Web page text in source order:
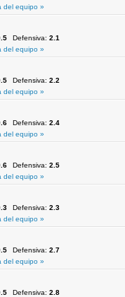
del equipo »
Defensiva: 2.1
del equipo »
Defensiva: 2.2
del equipo »
Defensiva: 2.4
del equipo »
Defensiva: 2.5
del equipo »
Defensiva: 2.3
del equipo »
Defensiva: 2.7
del equipo »
Defensiva: 2.8